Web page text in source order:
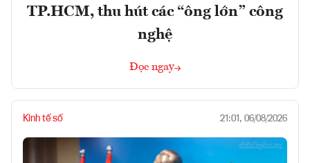
TP.HCM, thu hút các “ông lớn” công
nghệ
Đọc ngay
Kinh tế số 21:01, 06/08/2026